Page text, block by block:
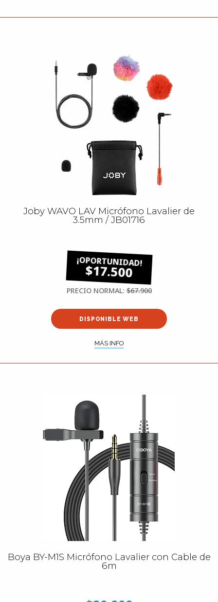
Joby WAVO LAV Micrófono Lavalier de
3.5mm / JB01716
$17.500
PRECIO NORMAL:$67.900
DISPONIBLE WEB
MÁS INFO
Boya BY-M1S Micrófono Lavalier con Cable de
6m